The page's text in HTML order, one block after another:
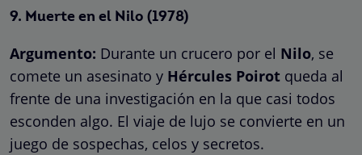
9. Muerte en el Nilo (1978)
Argumento: Durante un crucero por el Nilo, se
comete un asesinato y Hércules Poirot queda al
frente de una investigación en la que casi todos
esconden algo. El viaje de lujo se convierte en un
juego de sospechas, celos y secretos.